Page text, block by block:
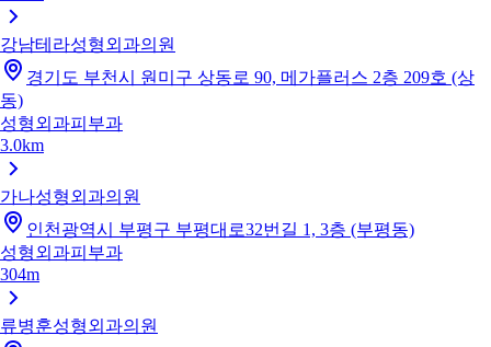
강남테라성형외과의원
경기도 부천시 원미구 상동로 90, 메가플러스 2층 209호 (상
동)
성형외과피부과
3.0km
가나성형외과의원
인천광역시 부평구 부평대로32번길 1, 3층 (부평동)
성형외과피부과
304m
류병훈성형외과의원